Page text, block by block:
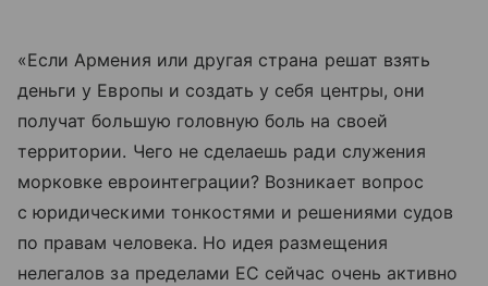
«Если Армения или другая страна решат взять
деньги у Европы и создать у себя центры, они
получат большую головную боль на своей
территории. Чего не сделаешь ради служения
морковке евроинтеграции? Возникает вопрос
с юридическими тонкостями и решениями судов
по правам человека. Но идея размещения
нелегалов за пределами ЕС сейчас очень активно